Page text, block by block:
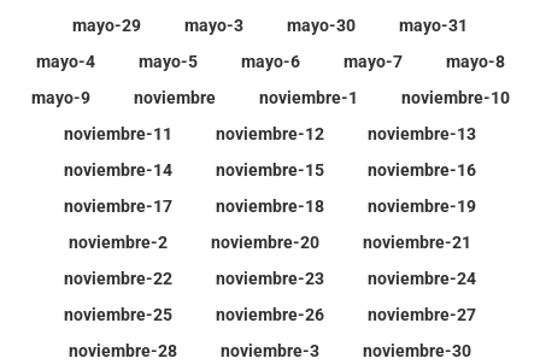
mayo-29
mayo-3 mayo-30
mayo-31
mayo-4
mayo-5 mayo-6 mayo-7
mayo-8
mayo-9
noviembre noviembre-1
noviembre-10
noviembre-11
noviembre-12
noviembre-13
noviembre-14
noviembre-15
noviembre-16
noviembre-17
noviembre-18
noviembre-19
noviembre-2
noviembre-20
noviembre-21
noviembre-22
noviembre-23
noviembre-24
noviembre-25
noviembre-26
noviembre-27
noviembre-28
noviembre-3
noviembre-30